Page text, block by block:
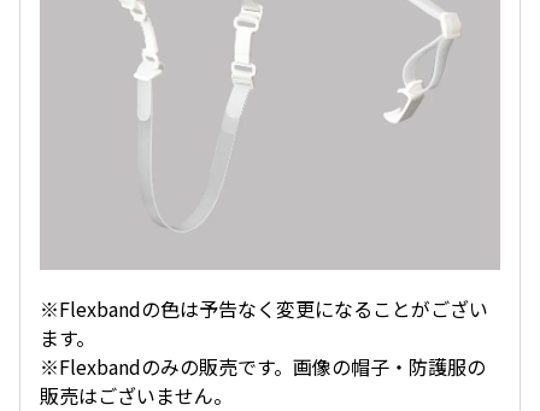
※Flexbandの色は予告なく変更になることがござい
ます。
※Flexbandのみの販売です。画像の帽子・防護服の
販売はございません。